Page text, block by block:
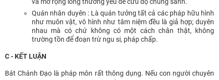
Quán nhân duyên : Là quán tưởng tất cả các pháp hữu hình
như muôn vật, vô hình như tâm niệm đều là giả hợp; duyên
nhau mà có chứ không có một cách chân thật, không
trường tồn để đoạn trừ ngu si, pháp chấp.
C - KẾT LUẬN
Bát Chánh Đạo là pháp môn rất thông dụng. Nếu con người chuyên